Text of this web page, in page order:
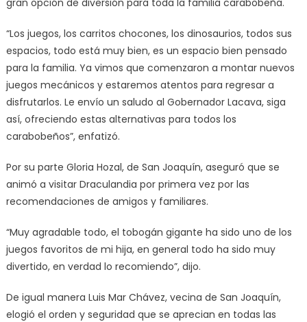
“Los juegos, los carritos chocones, los dinosaurios, todos sus
espacios, todo está muy bien, es un espacio bien pensado
para la familia. Ya vimos que comenzaron a montar nuevos
juegos mecánicos y estaremos atentos para regresar a
disfrutarlos. Le envío un saludo al Gobernador Lacava, siga
así, ofreciendo estas alternativas para todos los
carabobeños”, enfatizó.
Por su parte Gloria Hozal, de San Joaquín, aseguró que se
animó a visitar Draculandia por primera vez por las
recomendaciones de amigos y familiares.
“Muy agradable todo, el tobogán gigante ha sido uno de los
juegos favoritos de mi hija, en general todo ha sido muy
divertido, en verdad lo recomiendo”, dijo.
De igual manera Luis Mar Chávez, vecina de San Joaquín,
elogió el orden y seguridad que se aprecian en todas las